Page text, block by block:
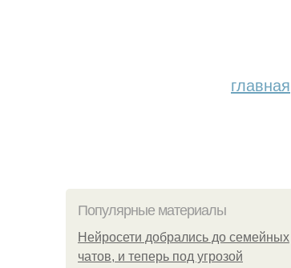
главная
Популярные материалы
Нейросети добрались до семейных
чатов, и теперь под угрозой